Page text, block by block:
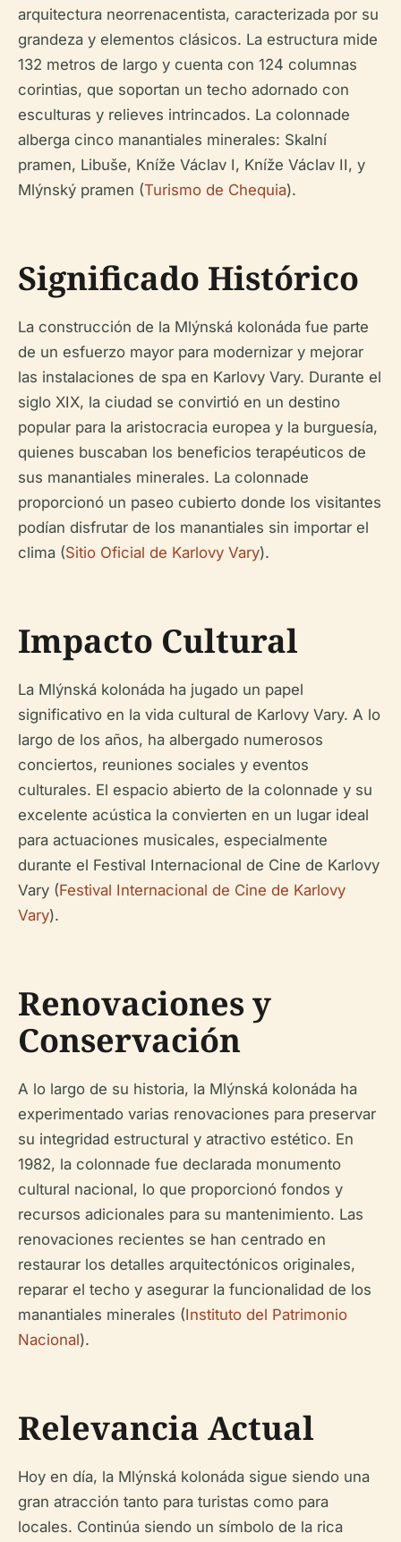
arquitectura neorrenacentista, caracterizada por su
grandeza y elementos clásicos. La estructura mide
132 metros de largo y cuenta con 124 columnas
corintias, que soportan un techo adornado con
esculturas y relieves intrincados. La colonnade
alberga cinco manantiales minerales: Skalní
pramen, Libuše, Kníže Václav I, Kníže Václav II, y
Mlýnský pramen (Turismo de Chequia).
Significado Histórico
La construcción de la Mlýnská kolonáda fue parte
de un esfuerzo mayor para modernizar y mejorar
las instalaciones de spa en Karlovy Vary. Durante el
siglo XIX, la ciudad se convirtió en un destino
popular para la aristocracia europea y la burguesía,
quienes buscaban los beneficios terapéuticos de
sus manantiales minerales. La colonnade
proporcionó un paseo cubierto donde los visitantes
podían disfrutar de los manantiales sin importar el
clima (Sitio Oficial de Karlovy Vary).
Impacto Cultural
La Mlýnská kolonáda ha jugado un papel
significativo en la vida cultural de Karlovy Vary. A lo
largo de los años, ha albergado numerosos
conciertos, reuniones sociales y eventos
culturales. El espacio abierto de la colonnade y su
excelente acústica la convierten en un lugar ideal
para actuaciones musicales, especialmente
durante el Festival Internacional de Cine de Karlovy
Vary (Festival Internacional de Cine de Karlovy
Vary).
Renovaciones y
Conservación
A lo largo de su historia, la Mlýnská kolonáda ha
experimentado varias renovaciones para preservar
su integridad estructural y atractivo estético. En
1982, la colonnade fue declarada monumento
cultural nacional, lo que proporcionó fondos y
recursos adicionales para su mantenimiento. Las
renovaciones recientes se han centrado en
restaurar los detalles arquitectónicos originales,
reparar el techo y asegurar la funcionalidad de los
manantiales minerales (Instituto del Patrimonio
Nacional).
Relevancia Actual
Hoy en día, la Mlýnská kolonáda sigue siendo una
gran atracción tanto para turistas como para
locales. Continúa siendo un símbolo de la rica